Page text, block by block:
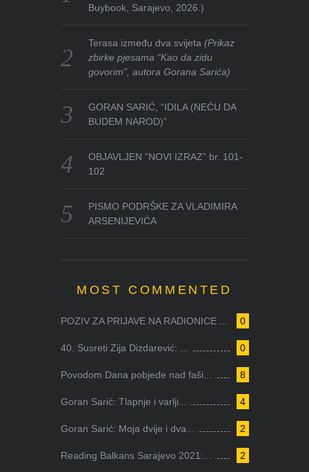
Buybook, Sarajevo, 2026.)
Terasa između dva svijeta(Prikaz
zbirke pjesama “Kao da zidu
govorim”, autora Gorana Sarića)
GORAN SARIĆ, “IDILA (NEĆU DA
BUDEM NAROD)”
OBJAVLJEN “NOVI IZRAZ” br. 101-
102
PISMO PODRŠKE ZA VLADIMIRA
ARSENIJEVIĆA
MOST COMMENTED
0
POZIV ZA PRIJAVE NA RADIONICE ...
0
40. Susreti Zija Dizdarević: ...
8
Povodom Dana pobjede nad faši...
4
Goran Sarić: Tlapnje i varlji...
2
Goran Sarić: Moja dvije i dva...
2
Reading Balkans Sarajevo 2021:...